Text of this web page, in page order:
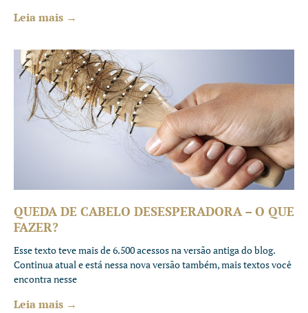
Leia mais →
QUEDA DE CABELO DESESPERADORA – O QUE
FAZER?
Esse texto teve mais de 6.500 acessos na versão antiga do blog.
Continua atual e está nessa nova versão também, mais textos você
encontra nesse
Leia mais →